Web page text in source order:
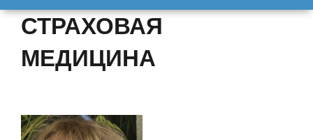
СТРАХОВАЯ
МЕДИЦИНА